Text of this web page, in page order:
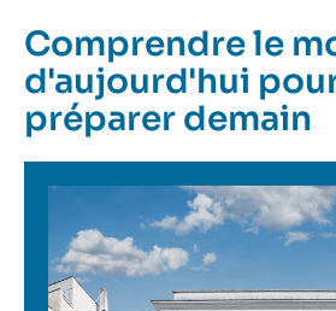
Comprendre le
d'aujourd'hui
préparer demain
Image